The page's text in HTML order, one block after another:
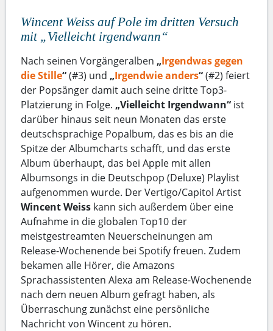
Wincent Weiss auf Pole im dritten Versuch
mit „Vielleicht irgendwann“
Nach seinen Vorgängeralben „Irgendwas gegen
die Stille“(#3) und „Irgendwie anders“(#2) feiert
der Popsänger damit auch seine dritte Top3-
Platzierung in Folge. „Vielleicht Irgendwann“ ist
darüber hinaus seit neun Monaten das erste
deutschsprachige Popalbum, das es bis an die
Spitze der Albumcharts schafft, und das erste
Album überhaupt, das bei Apple mit allen
Albumsongs in die Deutschpop (Deluxe) Playlist
aufgenommen wurde. Der Vertigo/Capitol Artist
Wincent Weiss kann sich außerdem über eine
Aufnahme in die globalen Top10 der
meistgestreamten Neuerscheinungen am
Release-Wochenende bei Spotify freuen. Zudem
bekamen alle Hörer, die Amazons
Sprachassistenten Alexa am Release-Wochenende
nach dem neuen Album gefragt haben, als
Überraschung zunächst eine persönliche
Nachricht von Wincent zu hören.